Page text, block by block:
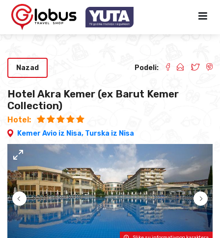
Hotel Akra Kemer (ex Barut Kemer
Collection)
Hotel:
Kemer Avio iz Nisa, Turska iz Nisa
Nazad Podeli: